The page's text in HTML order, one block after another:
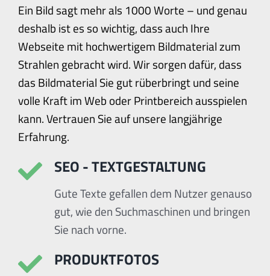
Ein Bild sagt mehr als 1000 Worte – und genau
deshalb ist es so wichtig, dass auch Ihre
Webseite mit hochwertigem Bildmaterial zum
Strahlen gebracht wird. Wir sorgen dafür, dass
das Bildmaterial Sie gut rüberbringt und seine
volle Kraft im Web oder Printbereich ausspielen
kann. Vertrauen Sie auf unsere langjährige
Erfahrung.
SEO - TEXTGESTALTUNG
Gute Texte gefallen dem Nutzer genauso
gut, wie den Suchmaschinen und bringen
Sie nach vorne.
PRODUKTFOTOS